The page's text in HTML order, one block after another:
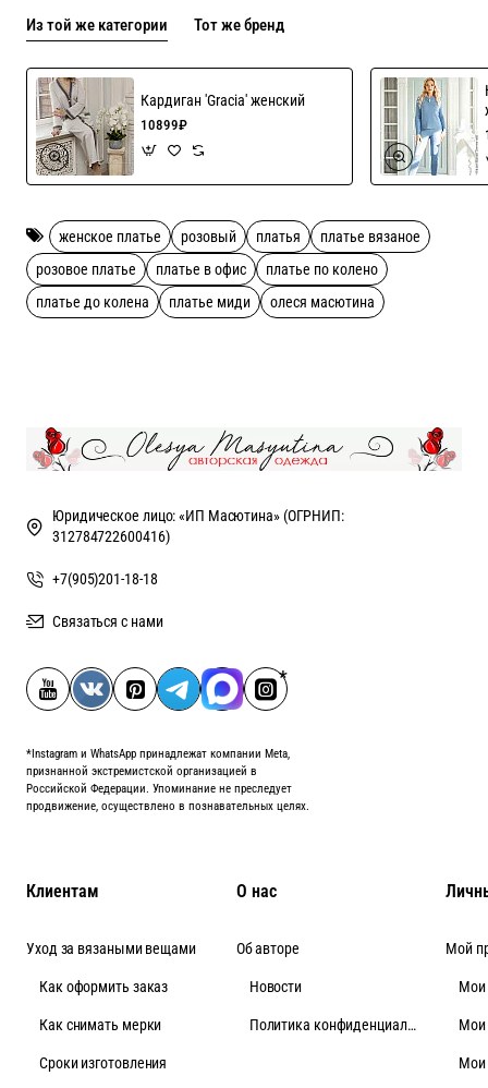
Шьем на любой рост и размер до 54 го!
Из той же категории Тот же бренд
Кардиган 'Gracia' женский
10899₽
женское платье розовый платья
платье вязаное
розовое платье
платье в офис
платье по колено
платье до колена
платье миди олеся масютина
Юридическое лицо: «ИП Масютина» (ОГРНИП:
312784722600416)
+7(905)201-18-18
Связаться с нами
*Instagram и WhatsApp принадлежат компании Meta,
признанной экстремистской организацией в
Российской Федерации. Упоминание не преследует
продвижение, осуществлено в познавательных целях.
Клиентам
Уход за вязаными вещами
Как оформить заказ
Как снимать мерки
Cроки изготовления
О нас
Об авторе
Новости
Политика конфиденциальности
Мой
Мои
Мои
Мои